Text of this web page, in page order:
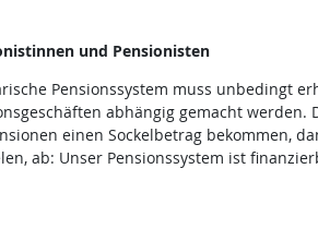
und Pensionisten
Pensionssystem muss unbedingt
abhängig gemacht
einen Sockelbetrag bekommen,
ab: Unser Pensionssystem ist